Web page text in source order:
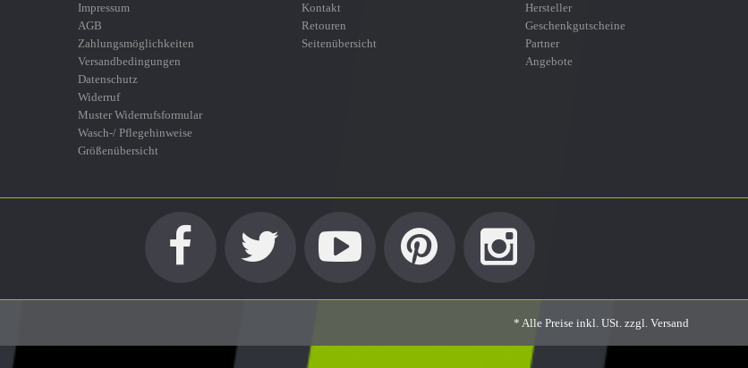
Impressum
AGB
Zahlungsmöglichkeiten
Versandbedingungen
Datenschutz
Widerruf
Muster Widerrufsformular
Wasch-/ Pflegehinweise
Größenübersicht
Kontakt
Retouren
Seitenübersicht
Hersteller
Geschenkgutscheine
Partner
Angebote
* Alle Preise inkl. USt. zzgl. Versand